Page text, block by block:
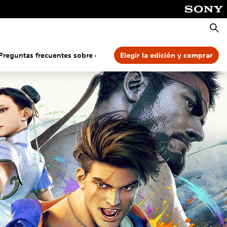
frecuentes sobre controles Más características
Elegir la edición y comprar